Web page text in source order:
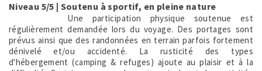
Niveau 5/5 | Soutenu à sportif, en pleine nature
Une participation physique soutenue est
régulièrement demandée lors du voyage. Des portages sont
prévus ainsi que des randonnées en terrain parfois fortement
dénivelé et/ou accidenté. La rusticité des types
d'hébergement (camping & refuges) ajoute au plaisir et à la